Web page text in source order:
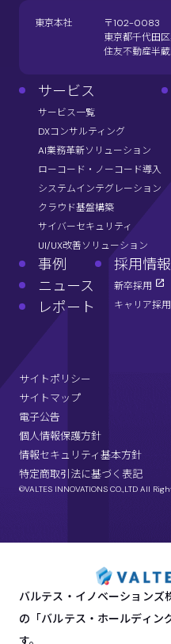
東京本社
〒102-0083
東京都千代田
住友不動産半蔵
サービス
サービス一覧
DXコンサルティング
AI業務革新ソリューション
ローコード・ノーコード導入
システムインテグレーション
クラウド基盤構築
サイバーセキュリティ
UI/UX改善ソリューション
事例
ニュース
レポート
採用情報
新卒採用
キャリア採用
サイトポリシー
サイトマップ
電子公告
個人情報保護方針
情報セキュリティ基本方針
特定商取引法に基づく表記
©VALTES INNOVATIONS CO.,LTD All
バルテス・イノベーションズ
の「バルテス・ホールディン